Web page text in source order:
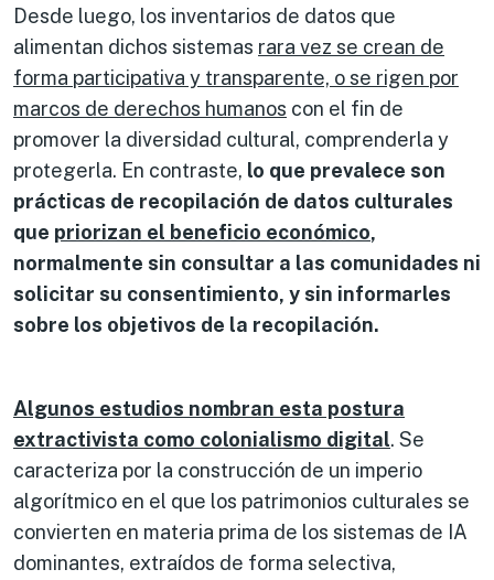
Desde luego, los inventarios de datos que
alimentan dichos sistemas rara vez se crean de
forma participativa y transparente, o se rigen por
marcos de derechos humanos con el fin de
promover la diversidad cultural, comprenderla y
protegerla. En contraste, lo que prevalece son
prácticas de recopilación de datos culturales
que priorizan el beneficio económico,
normalmente sin consultar a las comunidades ni
solicitar su consentimiento, y sin informarles
sobre los objetivos de la recopilación.
Algunos estudios nombran esta postura
extractivista como colonialismo digital. Se
caracteriza por la construcción de un imperio
algorítmico en el que los patrimonios culturales se
convierten en materia prima de los sistemas de IA
dominantes, extraídos de forma selectiva,